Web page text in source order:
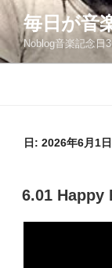
コ
テ
ン
毎日が音
Noblog音楽記念日
日: 2026年6月1日
投
稿
6.01 Happy